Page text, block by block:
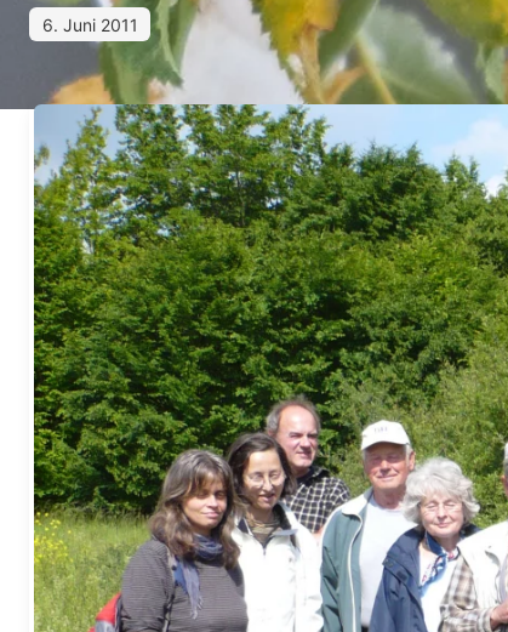
6. Juni 2011